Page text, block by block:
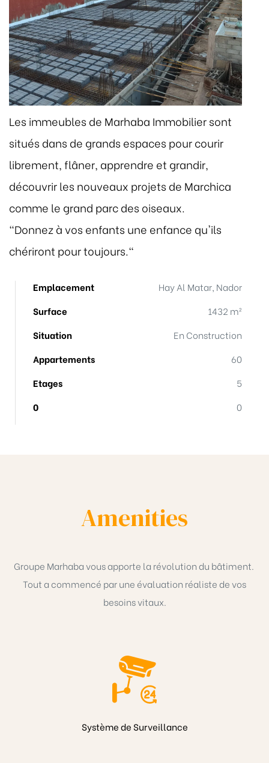
Les immeubles de Marhaba Immobilier sont
situés dans de grands espaces pour courir
librement, flâner, apprendre et grandir,
découvrir les nouveaux projets de Marchica
comme le grand parc des oiseaux.
"Donnez à vos enfants une enfance qu'ils
chériront pour toujours."
Emplacement
Hay Al Matar, Nador
Surface
1432 m²
Situation
En Construction
Appartements
60
Etages
5
0
0
Amenities
Groupe Marhaba vous apporte la révolution du bâtiment.
Tout a commencé par une évaluation réaliste de vos
besoins vitaux.
Système de Surveillance